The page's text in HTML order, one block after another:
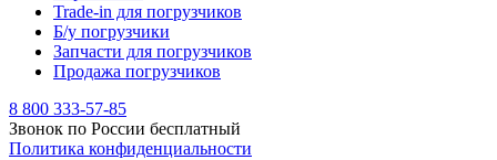
Trade-in для погрузчиков
Б/у погрузчики
Запчасти для погрузчиков
Продажа погрузчиков
8 800 333-57-85
Звонок по России бесплатный
Политика конфиденциальности